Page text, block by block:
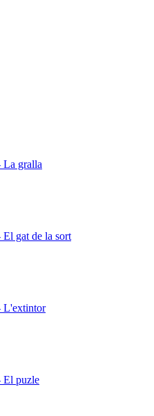
La gralla
gat de la sort
L'extintor
El puzle